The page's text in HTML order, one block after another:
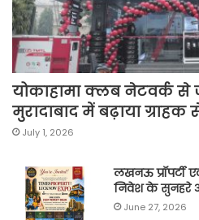
योकाहामा क्लब नेटवर्क से
मुरादाबाद में बढ़ाया ग्राहक
July 1, 2026
लखनऊ प्रॉपर्टी
निवेश के सुनहरे
June 27, 2026